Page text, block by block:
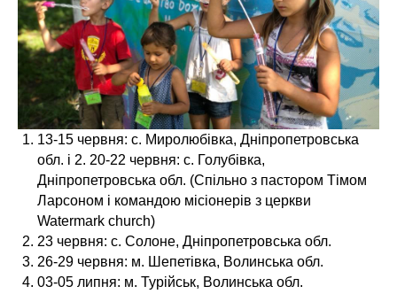
13-15 червня: с. Миролюбівка, Дніпропетровська
обл. і 2. 20-22 червня: с. Голубівка,
Дніпропетровська обл. (Спільно з пастором Тімом
Ларсоном і командою місіонерів з церкви
Watermark church)
23 червня: с. Солоне, Дніпропетровська обл.
26-29 червня: м. Шепетівка, Волинська обл.
03-05 липня: м. Турійськ, Волинська обл.